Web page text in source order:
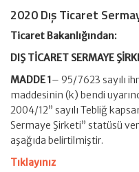
2020 Dış Ticaret
Ticaret Bakanlığından:
DIŞ TİCARET SERMAYE
MADDE 1– 95/7623 sayılı
maddesinin (k) bendi
2004/12” sayılı Tebliğ
Sermaye Şirketi” statüsü
aşağıda belirtilmiştir.
Tıklayınız